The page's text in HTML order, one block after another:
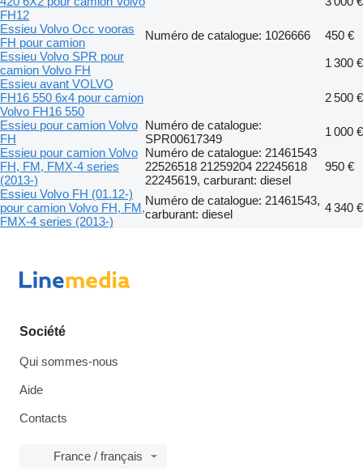
FH12
Essieu Volvo Occ vooras
FH pour camion
Numéro de catalogue: 1026666
450 €
Essieu Volvo SPR pour
camion Volvo FH
1 300 €
Essieu avant VOLVO
FH16 550 6x4 pour camion
Volvo FH16 550
2 500 €
Essieu pour camion Volvo
FH
Numéro de catalogue:
SPR00617349
1 000 €
Essieu pour camion Volvo
FH, FM, FMX-4 series
(2013-)
Numéro de catalogue: 21461543
22526518 21259204 22245618
22245619, carburant: diesel
950 €
Essieu Volvo FH (01.12-)
pour camion Volvo FH, FM,
FMX-4 series (2013-)
Numéro de catalogue: 21461543,
carburant: diesel
4 340 €
Société
Qui sommes-nous
Aide
Contacts
France / français